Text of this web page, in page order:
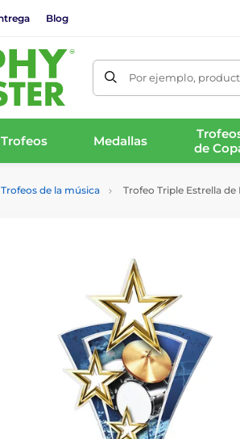
Blog
Por ejemplo,
Trofeos Medallas
de
Trofeos de la música Trofeo Triple Estrella de